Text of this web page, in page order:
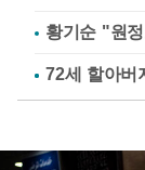
황기순 "원